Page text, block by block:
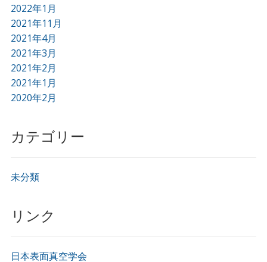
2022年1月
2021年11月
2021年4月
2021年3月
2021年2月
2021年1月
2020年2月
カテゴリー
未分類
リンク
日本表面真空学会